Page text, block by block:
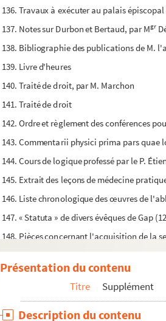
136. Travaux à exécuter au palais
137. Notes sur Durbon et Bertaud, par Mgr
138. Bibliographie des publications de M.
139. Livre d'heures
140. Traité de droit, par M. Marchon
141. Traité de droit
142. Ordre et règlement des conférences
143. Commentarii physici prima pars quae
144. Cours de logique professé par le P.
145. Extrait des leçons de médecine
146. Liste chronologique des œuvres de
147. « Statuta » de divers évêques de Gap
148. Pièces concernant l'acquisition de la
149. Petit discours pour être prononcé à
150. Abrégé de l'histoire de la ville de
151-152. Papiers de Clément Amat
153. Moralité en images
Présentation du contenu
Titre Supplément
Description du contenu